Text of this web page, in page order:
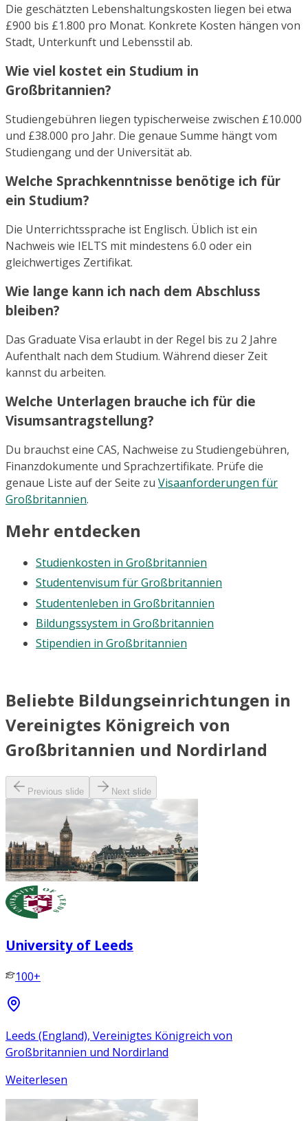
Die geschätzten Lebenshaltungskosten liegen bei etwa
£900 bis £1.800 pro Monat. Konkrete Kosten hängen von
Stadt, Unterkunft und Lebensstil ab.
Wie viel kostet ein Studium in
Großbritannien?
Studiengebühren liegen typischerweise zwischen £10.000
und £38.000 pro Jahr. Die genaue Summe hängt vom
Studiengang und der Universität ab.
Welche Sprachkenntnisse benötige ich für
ein Studium?
Die Unterrichtssprache ist Englisch. Üblich ist ein
Nachweis wie IELTS mit mindestens 6.0 oder ein
gleichwertiges Zertifikat.
Wie lange kann ich nach dem Abschluss
bleiben?
Das Graduate Visa erlaubt in der Regel bis zu 2 Jahre
Aufenthalt nach dem Studium. Während dieser Zeit
kannst du arbeiten.
Welche Unterlagen brauche ich für die
Visumsantragstellung?
Du brauchst eine CAS, Nachweise zu Studiengebühren,
Finanzdokumente und Sprachzertifikate. Prüfe die
genaue Liste auf der Seite zu Visaanforderungen für
Großbritannien.
Mehr entdecken
Studienkosten in Großbritannien
Studentenvisum für Großbritannien
Studentenleben in Großbritannien
Bildungssystem in Großbritannien
Stipendien in Großbritannien
Beliebte Bildungseinrichtungen in
Vereinigtes Königreich von
Großbritannien und Nordirland
Previous slide Next slide
University of Leeds
100+
Leeds (England), Vereinigtes Königreich von
Großbritannien und Nordirland
Weiterlesen